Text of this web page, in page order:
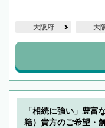
大阪府 大
「相続に強い」豊富
籍）貴方のご希望・